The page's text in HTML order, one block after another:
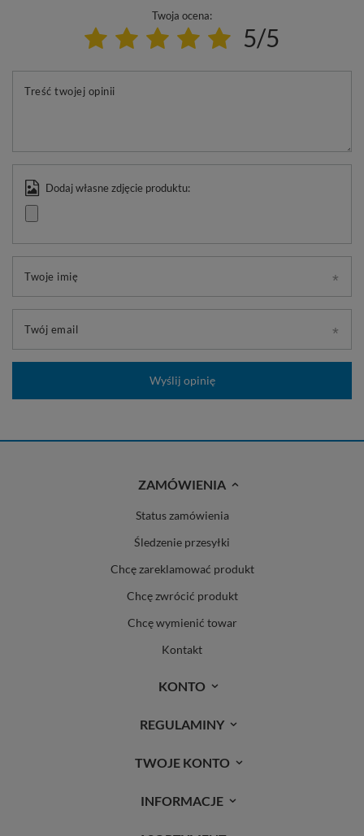
Twoja ocena:
5/5
Treść twojej opinii
Dodaj własne zdjęcie produktu:
Twoje imię
Twój email
Wyślij opinię
ZAMÓWIENIA
Status zamówienia
Śledzenie przesyłki
Chcę zareklamować produkt
Chcę zwrócić produkt
Chcę wymienić towar
Kontakt
KONTO
REGULAMINY
TWOJE KONTO
INFORMACJE